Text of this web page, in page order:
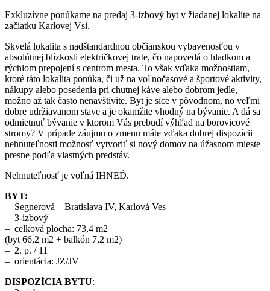
Exkluzívne ponúkame na predaj 3-izbový byt v žiadanej lokalite na
začiatku Karlovej Vsi.
Skvelá lokalita s nadštandardnou občianskou vybavenosťou v
absolútnej blízkosti električkovej trate, čo napovedá o hladkom a
rýchlom prepojení s centrom mesta. To však vďaka možnostiam,
ktoré táto lokalita ponúka, či už na voľnočasové a športové aktivity,
nákupy alebo posedenia pri chutnej káve alebo dobrom jedle,
možno až tak často nenavštívite. Byt je síce v pôvodnom, no veľmi
dobre udržiavanom stave a je okamžite vhodný na bývanie. A dá sa
odmietnuť bývanie v ktorom Vás prebudí výhľad na borovicové
stromy? V prípade záujmu o zmenu máte vďaka dobrej dispozícii
nehnuteľnosti možnosť vytvoriť si nový domov na úžasnom mieste
presne podľa vlastných predstáv.
Nehnuteľnosť je voľná IHNEĎ.
BYT:
– Segnerová – Bratislava IV, Karlová Ves
– 3-izbový
– celková plocha: 73,4 m2
(byt 66,2 m2 + balkón 7,2 m2)
– 2. p. / 11
– orientácia: JZ/JV
DISPOZÍCIA BYTU: